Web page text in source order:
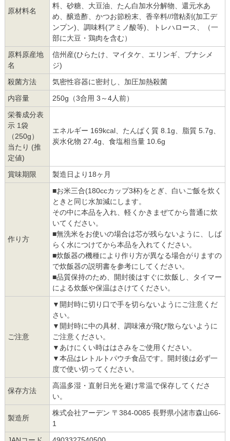
原材料名
料、砂糖、大豆油、たん白加水分解物、還元水あ
め、醸造酢、かつお節粉末、香辛料//増粘剤(加工デ
ンプン)、調味料(アミノ酸等)、トレハロース、（一
部に大豆・鶏肉を含む）
原料原産地
名
信州産(ひらたけ、マイタケ、エリンギ、ブナシメ
ジ)
殺菌方法
気密性容器に密封し、加圧加熱殺菌
内容量
250g（3合用 3～4人前）
栄養成分表
示 1袋
（250g）
当たり (推
定値)
エネルギー 169kcal、たんぱく質 8.1g、脂質 5.7g、
炭水化物 27.4g、食塩相当量 10.6g
賞味期限 製造日より18ヶ月
作り方
■お米三合(180ccカップ3杯)をとぎ、白いご飯を炊く
ときと同じ水加減にします。
その中に本品を入れ、軽くかきまぜてから普通に炊
いてください。
■無洗米をお使いの場合は芯が残らないように、しば
らく水につけてから本品を入れてください。
■炊飯器の機種により作り方が異なる場合がりますの
で炊飯器の説明書を参考にしてください。
■品質保持のため、開封後はすぐに炊飯し、タイマー
による炊飯や保温はさけてください。
ご注意
▼開封時に切り口で手を切らないようにご注意くだ
さい。
▼開封時に中の具材、調味液が飛び散らないように
ご注意ください。
▼あけにくい時ははさみをご使用ください。
▼本品はレトルトパウチ食品です。開封後は必ず一
度で使い切ってください。
保存方法
高温多湿・直射日光を避け常温で保存してくださ
い。
製造所
株式会社アーデン 〒384-0085 長野県小諸市森山66-
1